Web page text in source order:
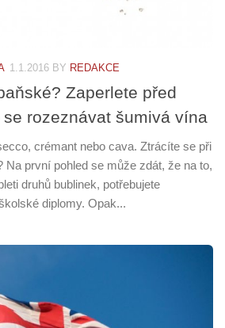
1.1.2016 BY REDAKCE
Zaperlete před
rozeznávat šumivá vína
crémant nebo cava. Ztrácíte se při
Na první pohled se může zdát, že na to,
druhů bublinek, potřebujete
diplomy. Opak...